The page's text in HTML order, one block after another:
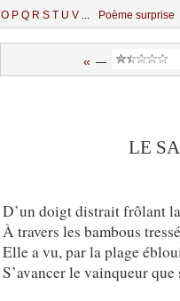
O P Q R S T U V ... Poème surprise
« —
LE
D’un doigt distrait frôlant
À travers les bambous
Elle a vu, par la plage
S’avancer le vainqueur que